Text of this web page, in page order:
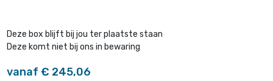
Deze box blijft bij jou ter plaatste staan
Deze komt niet bij ons in bewaring
vanaf € 245,06